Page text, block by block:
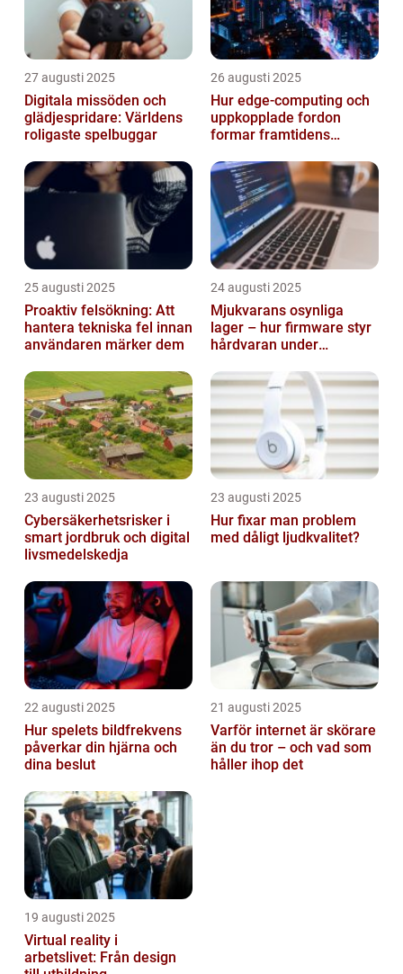
27 augusti 2025
Digitala missöden och
glädjespridare: Världens
roligaste spelbuggar
26 augusti 2025
Hur edge‑computing och
uppkopplade fordon
formar framtidens
25 augusti 2025
Proaktiv felsökning: Att
hantera tekniska fel innan
användaren märker dem
24 augusti 2025
Mjukvarans osynliga
lager – hur firmware styr
hårdvaran under
23 augusti 2025
Cybersäkerhetsrisker i
smart jordbruk och digital
livsmedelskedja
23 augusti 2025
Hur fixar man problem
med dåligt ljudkvalitet?
22 augusti 2025
Hur spelets bildfrekvens
påverkar din hjärna och
dina beslut
21 augusti 2025
Varför internet är skörare
än du tror – och vad som
håller ihop det
19 augusti 2025
Virtual reality i
arbetslivet: Från design